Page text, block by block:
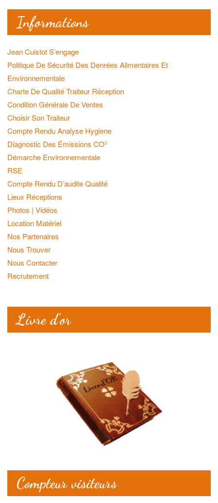
Informations
Jean Cuistot S’engage
Politique De Sécurité Des Denrées Alimentaires Et
Environnementale
Charte De Qualité Traiteur Réception
Condition Générale De Ventes
Choisir Son Traiteur
Compte Rendu Analyse Hygiene
Diagnostic Des Émissions CO²
Démarche Environnementale
RSE
Compte Rendu D’audite Qualité
Lieux Réceptions
Photos | Vidéos
Location Matériel
Nos Partenaires
Nous Trouver
Nous Contacter
Recrutement
Livre d’or
Compteur visiteurs